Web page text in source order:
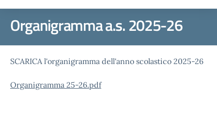
Organigramma a.s. 2025-26
SCARICA l'organigramma dell'anno scolastico 2025-26
Organigramma 25-26.pdf